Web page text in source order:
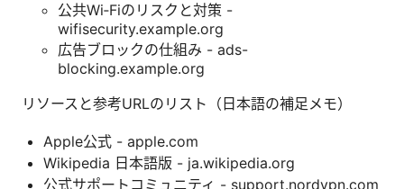
公共Wi‑Fiのリスクと対策 -
wifisecurity.example.org
広告ブロックの仕組み - ads-
blocking.example.org
リソースと参考URLのリスト（日本語の補足メモ）
Apple公式 - apple.com
Wikipedia 日本語版 - ja.wikipedia.org
公式サポートコミュニティ - support.nordvpn.com